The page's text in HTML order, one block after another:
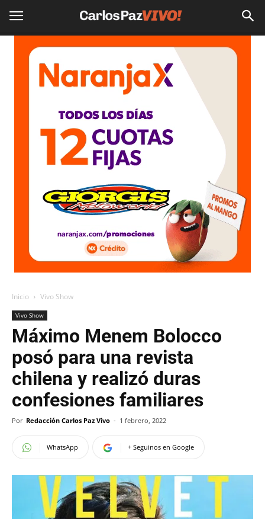
Inicio Vivo Show
Vivo Show
Máximo Menem Bolocco
posó para una revista
chilena y realizó duras
confesiones familiares
Por Redacción Carlos Paz Vivo - 1 febrero, 2022
WhatsApp + Seguinos en Google